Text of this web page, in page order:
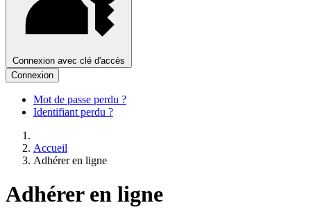
Connexion avec clé d'accès
Connexion
Mot de passe perdu ?
Identifiant perdu ?
Accueil
Adhérer en ligne
Adhérer en ligne